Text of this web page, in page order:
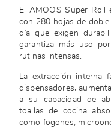
El AMOOS Super Roll
con 280 hojas de
día que exigen
garantiza más uso
rutinas intensas.
La extracción interna
dispensadores,
a su capacidad de
toallas de cocina
como fogones,